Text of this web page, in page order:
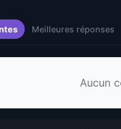
Meilleures réponses
Aucun